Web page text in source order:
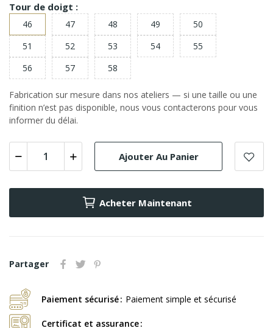
Tour de doigt :
46 47 48 49
50
51
52 53 54
55
56
57 58
Fabrication sur mesure dans nos ateliers — si une taille ou une
finition n’est pas disponible, nous vous contacterons pour vous
informer du délai.
Ajouter Au Panier
Acheter Maintenant
Partager
Paiement sécurisé Paiement simple et sécurisé
Certificat et assurance